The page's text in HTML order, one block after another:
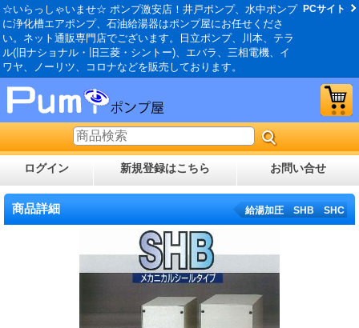
☆いらっしゃいませ☆ ポンプ激安店！井戸ポンプ、水中ポンプ
に浄化槽エアポンプ、石油給湯器はポンプ屋にお任せくださ
い。ネット通販専門店でございます。日立ポンプ、川本、テラ
ル(旧ナショナル・旧三菱・シントー)、エバラ、三相電機、イ
ワヤ、ノーリツ、コロナなどを販売しております。
PCサイト
ログイン 新規登録はこちら お問い合せ
商品詳細 給湯加圧 SHB SHC